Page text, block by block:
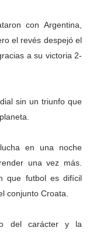
con Argentina,
el revés despejó el
a su victoria 2-
sin un triunfo que
en una noche
una vez más.
que futbol es difícil
conjunto Croata.
del carácter y la